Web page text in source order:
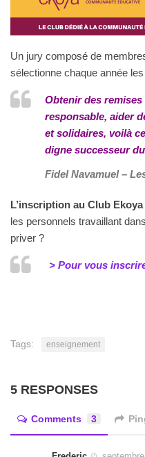
Un jury composé de
sélectionne chaque année
Obtenir des
responsable, aider
et solidaires, voilà
digne successeur
Fidel Navamuel –
L’inscription au Club
les personnels travaillant
priver ?
> Pour vous
Tags: enseignement
5 RESPONSES
Comments 3